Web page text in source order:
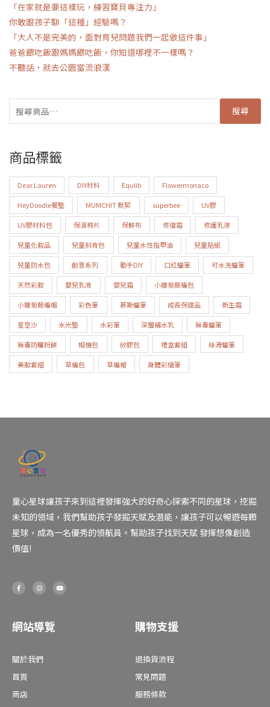
「在家就是要這樣玩，練習寶貝專注力」
你敢跟孩子聊「這種」經驗嗎？
「大人不是完美的，面對育兒問題我們一起做這件事」
爸爸餵吃飯跟媽媽餵吃飯，你知道哪裡不一樣嗎？
不聽話，就去公園當流浪漢
搜尋
商品標籤
Dear Lauren DIY材料 Equlib Flowermonaco
HeyDoodle餐墊 MUMCHIT 默契 superbee UV膠
UV膠材料包 保濕棉片 保鮮布 修復霜 修護乳液
兒童化妝品 兒童斜背包 兒童水性指甲油 兒童貼紙
兒童防水包 創意系列 動手DIY 口紅蠟筆 可水洗蠟筆
天然彩妝 嬰兒乳液 嬰兒霜 小雛菊藤編包
小雛菊藤編帽 彩色筆 慕斯蠟筆 成長保健品 新生霜
星空沙 水光墊 水彩筆 深層補水乳 無毒蠟筆
無毒防曬粉餅 相機包 矽膠包 禮盒套組 絲滑蠟筆
美妝套組 草編包 草編帽 身體彩繪筆
童心星球讓孩子來到這裡發揮強大的好奇心探索不同的星球，挖掘
未知的領域，我們幫助孩子發掘天賦及潛能，讓孩子可以暢遊每顆
星球，成為一名優秀的領航員。幫助孩子找到天賦 發揮想像創造
價值!
F
a
c
k
-
I
n
s
a
m
Y
o
u
網站導覽
關於我們
首頁
商店
購物支援
退換貨流程
常見問題
服務條款